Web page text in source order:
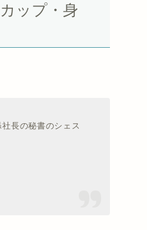
ップ・身
長の秘書のシェス